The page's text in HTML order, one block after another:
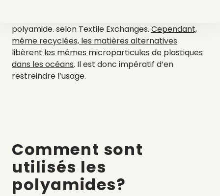
polyamide. selon Textile Exchanges. Cependant,
même recyclées, les matières alternatives
libèrent les mêmes microparticules de plastiques
dans les océans. Il est donc impératif d’en
restreindre l’usage.
Comment sont
utilisés les
polyamides?